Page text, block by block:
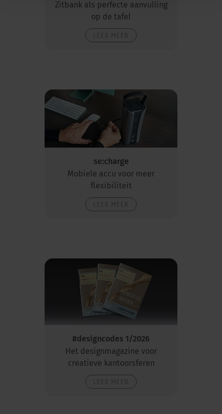
Zitbank als perfecte aanvulling
op de tafel
se:charge
Mobiele accu voor meer
flexibiliteit
#designcodes 1/2026
Het designmagazine voor
creatieve kantoorsferen